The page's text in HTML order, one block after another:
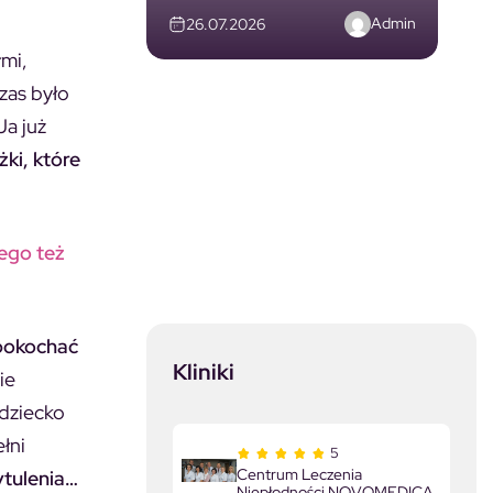
było
już
które
też
26.07.2026 Admin
Kliniki
5
Centrum Leczenia